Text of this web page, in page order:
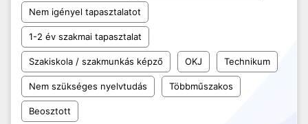
Nem igényel tapasztalatot
1-2 év szakmai tapasztalat
Szakiskola / szakmunkás képző OKJ Technikum
Nem szükséges nyelvtudás Többműszakos
Beosztott